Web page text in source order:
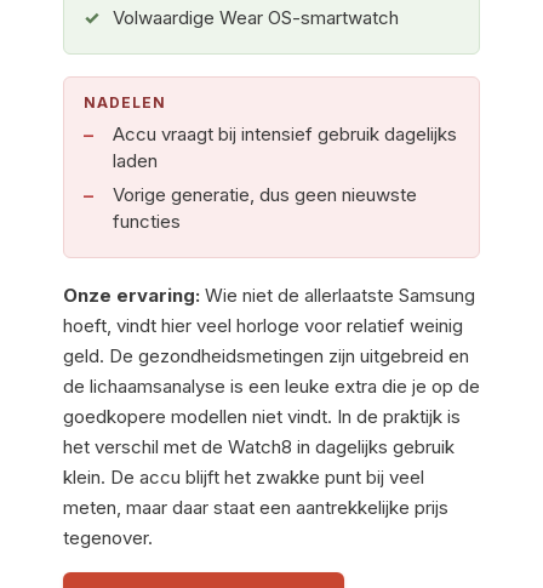
Volwaardige Wear OS-smartwatch
NADELEN
Accu vraagt bij intensief gebruik dagelijks
laden
Vorige generatie, dus geen nieuwste
functies
Onze ervaring: Wie niet de allerlaatste Samsung
hoeft, vindt hier veel horloge voor relatief weinig
geld. De gezondheidsmetingen zijn uitgebreid en
de lichaamsanalyse is een leuke extra die je op de
goedkopere modellen niet vindt. In de praktijk is
het verschil met de Watch8 in dagelijks gebruik
klein. De accu blijft het zwakke punt bij veel
meten, maar daar staat een aantrekkelijke prijs
tegenover.